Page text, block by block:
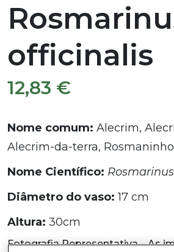
officinalis
12,83 €
Nome comum: Alecrim,
Alecrim-da-terra, Rosmaninho
Nome Científico:
Diâmetro do vaso: 17 cm
Altura: 30cm
Fotografia Representativa – As